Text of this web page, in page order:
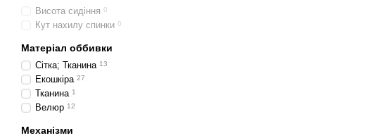
Висота сидіння 0
Кут нахилу спинки 0
Матеріал оббивки
Сітка; Тканина 13
Екошкіра 27
Тканина 1
Велюр 12
Механізми